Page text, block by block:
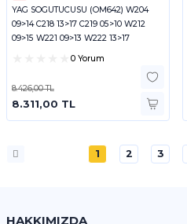
YAG SOGUTUCUSU (OM642) W204
09>14 C218 13>17 C219 05>10 W212
09>15 W221 09>13 W222 13>17
0 Yorum
8.426,00 TL
8.311,00 TL
1 2 3
HAKKIMIZDA